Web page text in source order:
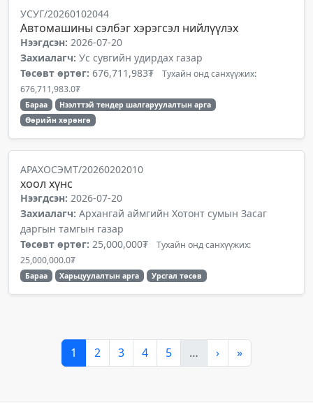
УСУГ/20260102044
Автомашины сэлбэг хэрэгсэл нийлүүлэх
Нээгдсэн: 2026-07-20
Захиалагч: Ус сувгийн удирдах газар
Төсөвт өртөг: 676,711,983₮ Тухайн онд санхүүжих:
676,711,983.0₮
Бараа
Нээлттэй тендер шалгаруулалтын арга
Өөрийн хөрөнгө
АРАХОСЭМТ/20260202010
хоол хүнс
Нээгдсэн: 2026-07-20
Захиалагч: Архангай аймгийн Хотонт сумын Засаг
даргын тамгын газар
Төсөвт өртөг: 25,000,000₮ Тухайн онд санхүүжих:
25,000,000.0₮
Бараа Харьцуулалтын арга Урсгал төсөв
1 2 3 4 5 … › »